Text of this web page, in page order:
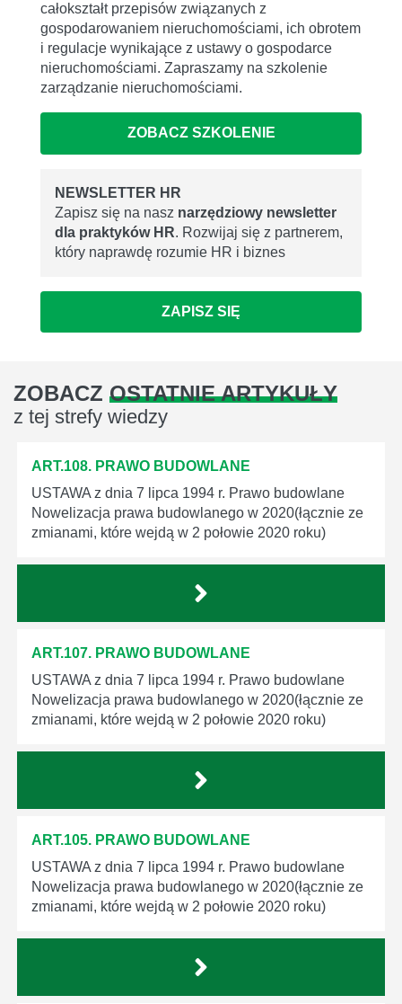
całokształt przepisów związanych z
gospodarowaniem nieruchomościami, ich obrotem
i regulacje wynikające z ustawy o gospodarce
nieruchomościami. Zapraszamy na szkolenie
zarządzanie nieruchomościami.
ZOBACZ SZKOLENIE
NEWSLETTER HR
Zapisz się na nasz narzędziowy newsletter
dla praktyków HR. Rozwijaj się z partnerem,
który naprawdę rozumie HR i biznes
ZAPISZ SIĘ
ZOBACZ OSTATNIE ARTYKUŁY
z tej strefy wiedzy
ART.108. PRAWO BUDOWLANE
USTAWA z dnia 7 lipca 1994 r. Prawo budowlane
Nowelizacja prawa budowlanego w 2020(łącznie ze
zmianami, które wejdą w 2 połowie 2020 roku)
ART.107. PRAWO BUDOWLANE
USTAWA z dnia 7 lipca 1994 r. Prawo budowlane
Nowelizacja prawa budowlanego w 2020(łącznie ze
zmianami, które wejdą w 2 połowie 2020 roku)
ART.105. PRAWO BUDOWLANE
USTAWA z dnia 7 lipca 1994 r. Prawo budowlane
Nowelizacja prawa budowlanego w 2020(łącznie ze
zmianami, które wejdą w 2 połowie 2020 roku)